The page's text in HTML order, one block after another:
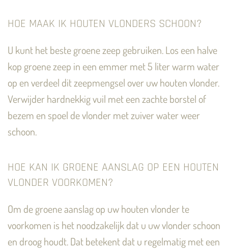
HOE MAAK IK HOUTEN VLONDERS SCHOON?
U kunt het beste groene zeep gebruiken. Los een halve
kop groene zeep in een emmer met 5 liter warm water
op en verdeel dit zeepmengsel over uw houten vlonder.
Verwijder hardnekkig vuil met een zachte borstel of
bezem en spoel de vlonder met zuiver water weer
schoon.
HOE KAN IK GROENE AANSLAG OP EEN HOUTEN
VLONDER VOORKOMEN?
Om de groene aanslag op uw houten vlonder te
voorkomen is het noodzakelijk dat u uw vlonder schoon
en droog houdt. Dat betekent dat u regelmatig met een